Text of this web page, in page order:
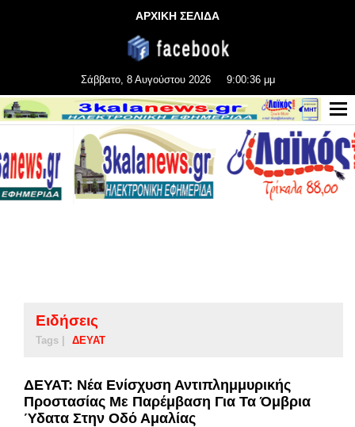
ΑΡΧΙΚΗ ΣΕΛΙΔΑ
Σάββατο, 8 Αυγούστου 2026 9:00:37 μμ
Ειδήσεις
Tags | ΔΕΥΑΤ
ΔΕΥΑΤ: Νέα Ενίσχυση Αντιπλημμυρικής
Προστασίας Με Παρέμβαση Για Τα Όμβρια
Ύδατα Στην Οδό Αμαλίας